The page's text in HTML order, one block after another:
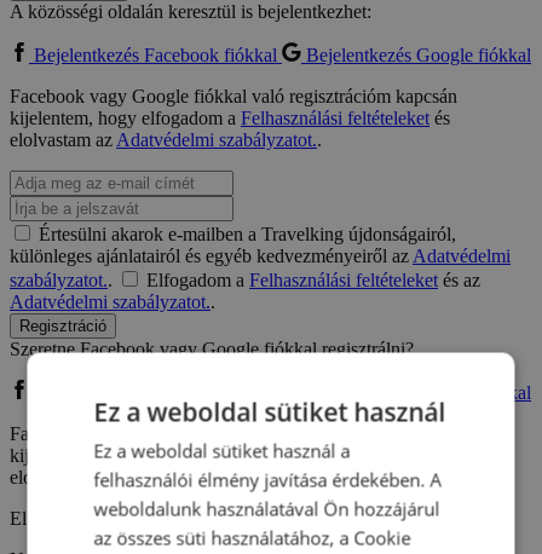
A közösségi oldalán keresztül is bejelentkezhet:
Bejelentkezés Facebook fiókkal
Bejelentkezés Google fiókkal
Facebook vagy Google fiókkal való regisztrációm kapcsán
kijelentem, hogy elfogadom a Felhasználási feltételeketés
elolvastam azAdatvédelmi szabályzatot..
Értesülni akarok e-mailben a Travelking újdonságairól,
különleges ajánlatairól és egyéb kedvezményeiről azAdatvédelmi
szabályzatot.. Elfogadom a Felhasználási feltételeketés az
Adatvédelmi szabályzatot..
Regisztráció
Szeretne Facebook vagy Google fiókkal regisztrálni?
Bejelentkezés Google fiókkal
Facebook vagy Google fiókkal való regisztrációm kapcsán
kijelentem, hogy elfogadom aFelhasználási feltételeket
elolvastam azAdatvédelmi szabályzatot..
Elfelejtette jelszavát?
Ez a weboldal sütiket használ
Ez a weboldal sütiket használ a
felhasználói élmény javítása érdekében. A
weboldalunk használatával Ön hozzájárul
az összes süti használatához, a Cookie